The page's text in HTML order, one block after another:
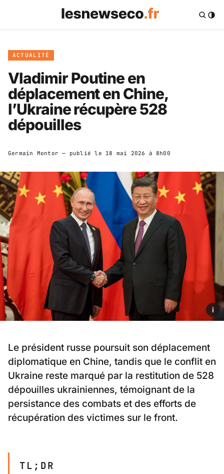
ACTUALITÉ
Vladimir Poutine en
déplacement en Chine,
l’Ukraine récupère 528
dépouilles
Germain Montor — publié le 18 mai 2026 à 8h00
i
Le président russe poursuit son déplacement
diplomatique en Chine, tandis que le conflit en
Ukraine reste marqué par la restitution de 528
dépouilles ukrainiennes, témoignant de la
persistance des combats et des efforts de
récupération des victimes sur le front.
TL;DR